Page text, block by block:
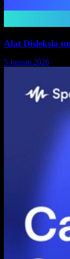
Alat Disleksia
5 Januari 2026